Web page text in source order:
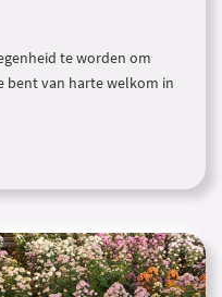
te worden om
bent van harte welkom in